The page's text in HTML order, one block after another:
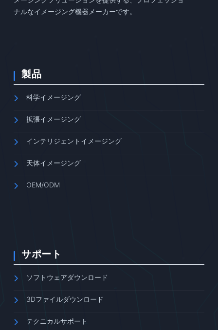
ナルなイメージング機器メーカーです。
製品
科学イメージング
拡張イメージング
インテリジェントイメージング
天体イメージング
OEM/ODM
サポート
ソフトウェアダウンロード
3Dファイルダウンロード
テクニカルサポート